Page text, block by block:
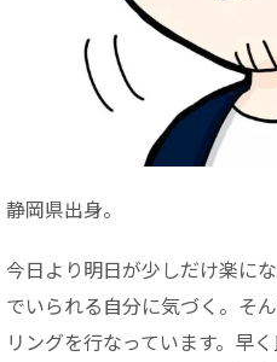
静岡県出身。
今日より明日が少しだけ楽に
でいられる自分に気づく。そ
リングを行なっています。早